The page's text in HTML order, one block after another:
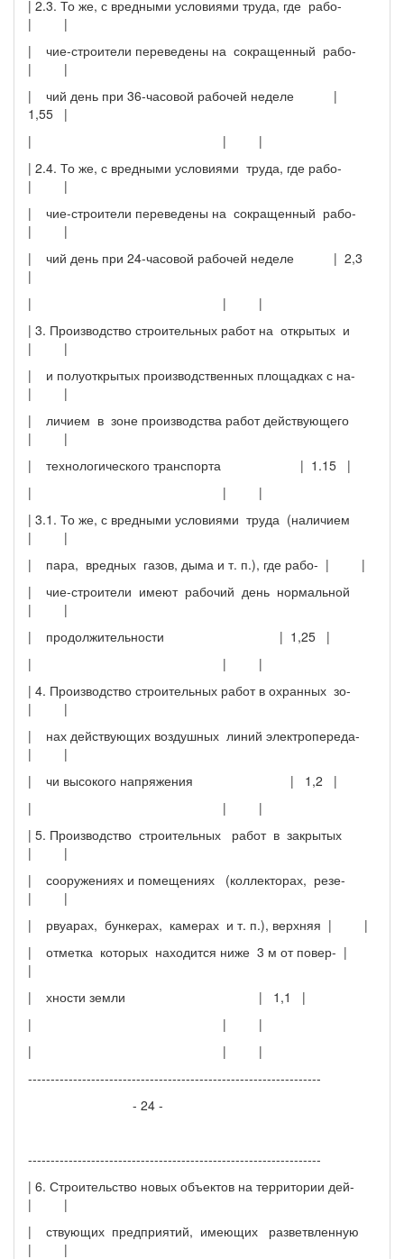
| 2.3. То же, с вредными условиями труда, где рабо-
| |
| чие-строители переведены на сокращенный рабо-
| |
| чий день при 36-часовой рабочей неделе |
1,55 |
| | |
| 2.4. То же, с вредными условиями труда, где рабо-
| |
| чие-строители переведены на сокращенный рабо-
| |
| чий день при 24-часовой рабочей неделе | 2,3
|
| | |
| 3. Производство строительных работ на открытых и
| |
| и полуоткрытых производственных площадках с на-
| |
| личием в зоне производства работ действующего
| |
| технологического транспорта | 1.15 |
| | |
| 3.1. То же, с вредными условиями труда (наличием
| |
| пара, вредных газов, дыма и т. п.), где рабо- | |
| чие-строители имеют рабочий день нормальной
| |
| продолжительности | 1,25 |
| | |
| 4. Производство строительных работ в охранных зо-
| |
| нах действующих воздушных линий электропереда-
| |
| чи высокого напряжения | 1,2 |
| | |
| 5. Производство строительных работ в закрытых
| |
| сооружениях и помещениях (коллекторах, резе-
| |
| рвуарах, бункерах, камерах и т. п.), верхняя | |
| отметка которых находится ниже 3 м от повер- |
|
| хности земли | 1,1 |
| | |
| | |
-----------------------------------------------------------------
- 24 -
-----------------------------------------------------------------
| 6. Строительство новых объектов на территории дей-
| |
| ствующих предприятий, имеющих разветвленную
| |